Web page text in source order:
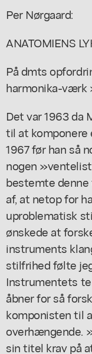
Per Nørgaard:
ANATOMIENS
På dmts
harmonika-værk
Det var 1963 da
til at komponere
1967 før han så
nogen
bestemte denne
af, at netop for
uproblematisk
ønskede at
instruments
stilfrihed følte
Instrumentets
åbner for så
komponisten til
overhængende.
sin titel krav på